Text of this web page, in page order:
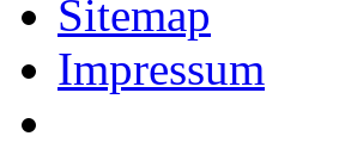
Sitemap
Impressum